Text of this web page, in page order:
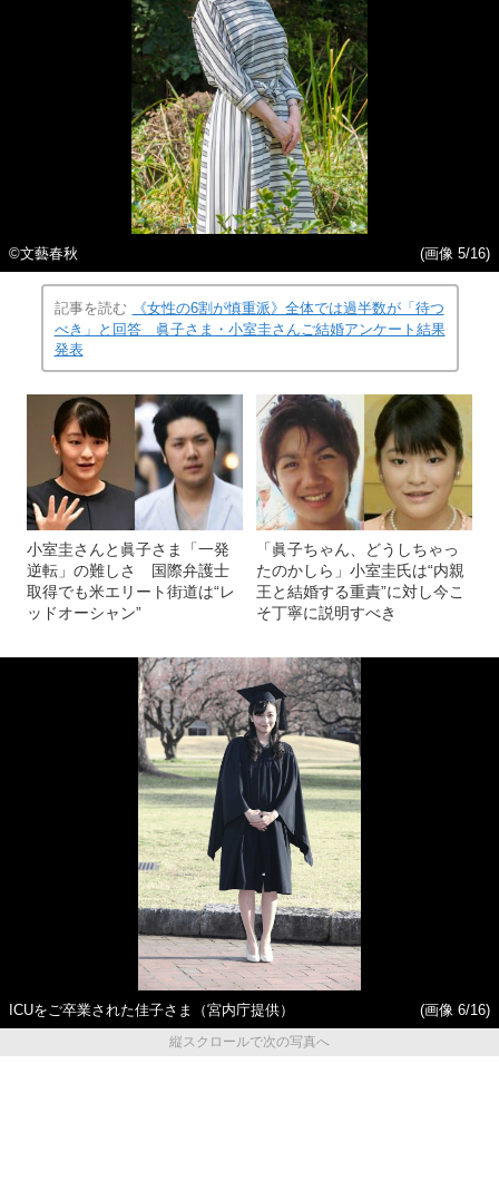
©文藝春秋 (画像 5/16)
記事を読む
《女性の6割が慎重派》全体では過半数が「待つ
べき」と回答 眞子さま・小室圭さんご結婚アンケート結果
発表
小室圭さんと眞子さま「一発
逆転」の難しさ 国際弁護士
取得でも米エリート街道は“レ
ッドオーシャン”
「眞子ちゃん、どうしちゃっ
たのかしら」小室圭氏は“内親
王と結婚する重責”に対し今こ
そ丁寧に説明すべき
ICUをご卒業された佳子さま（宮内庁提供）
(画像 6/16)
縦スクロールで次の写真へ